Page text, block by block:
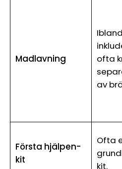
Madlavning
Ibland
ofta
av
Första hjälpen-
kit
Ofta
kit.